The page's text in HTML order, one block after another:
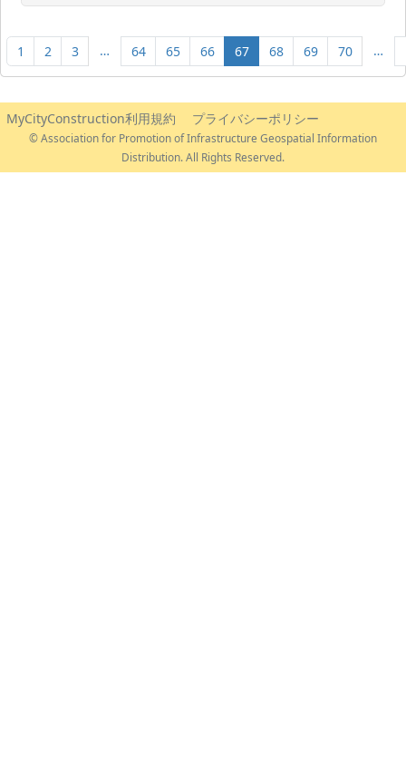
1 2 3 … 64 65 66 67 68 69 70 …
MyCityConstruction利用規約 プライバシーポリシー
© Association for Promotion of Infrastructure Geospatial Information
Distribution. All Rights Reserved.